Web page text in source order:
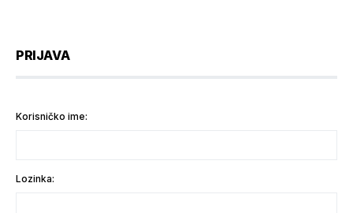
PRIJAVA
Korisničko ime:
Lozinka: